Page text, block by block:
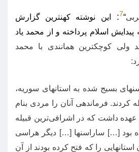
“
7
: این نوشته کهنترین
گزارش
اسلام پرداخته و از محمد یاد
ولی کوچکترین همانندی با محمد
:
بسیج شده به استانهای سوریه،
کردند. فرماندهی آنان را مردی بنام
عهده داشت که در اشرافی‌ترین قبیله
بود […] ساراسنها […] دیگر هراسی
استانهایی را که فتح کرده بودند از آن